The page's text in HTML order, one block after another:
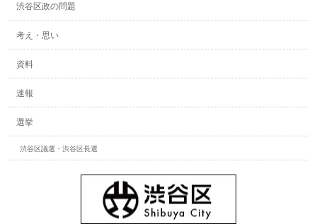
渋谷区政の問題
考え・思い
資料
速報
選挙
渋谷区議選・渋谷区長選